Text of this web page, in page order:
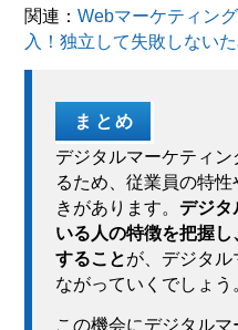
関連：Webマーケティン
入！独立して失敗しない
まとめ
デジタルマーケティ
るため、従業員の特
きがあります。 デジタ
いる人の特徴を把握
することが、デジタ
ながっていくでしょう
この機会にデジタル